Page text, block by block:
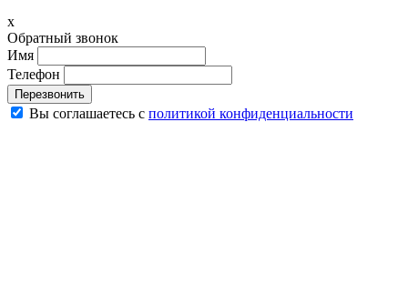
x
Обратный звонок
Имя
Телефон
Перезвонить
Вы соглашаетесь с политикой конфиденциальности